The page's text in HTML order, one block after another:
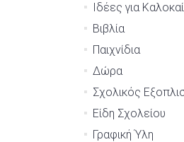
Ιδέες για
Βιβλία
Παιχνίδια
Δώρα
Σχολικός
Είδη Σχολείου
Γραφική Ύλη